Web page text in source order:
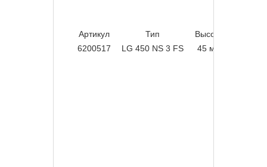
Артикул Тип Высота
6200517
LG 450 NS 3 FS 45 мм